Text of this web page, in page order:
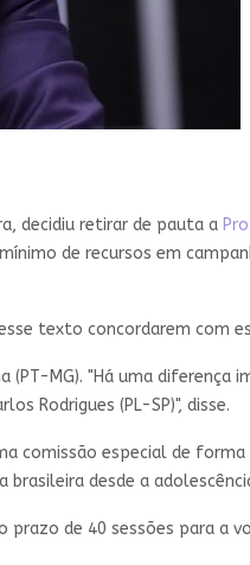
decidiu retirar de pauta a
de recursos em
texto concordarem com
(PT-MG). "Há uma
Rodrigues (PL-SP)", disse.
comissão especial de
desde a
prazo de 40 sessões para a